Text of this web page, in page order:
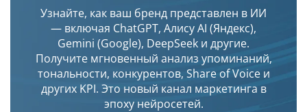
Узнайте, как ваш бренд представлен в ИИ
— включая ChatGPT, Алису AI (Яндекс),
Gemini (Google), DeepSeek и другие.
Получите мгновенный анализ упоминаний,
тональности, конкурентов, Share of Voice и
других KPI. Это новый канал маркетинга в
эпоху нейросетей.